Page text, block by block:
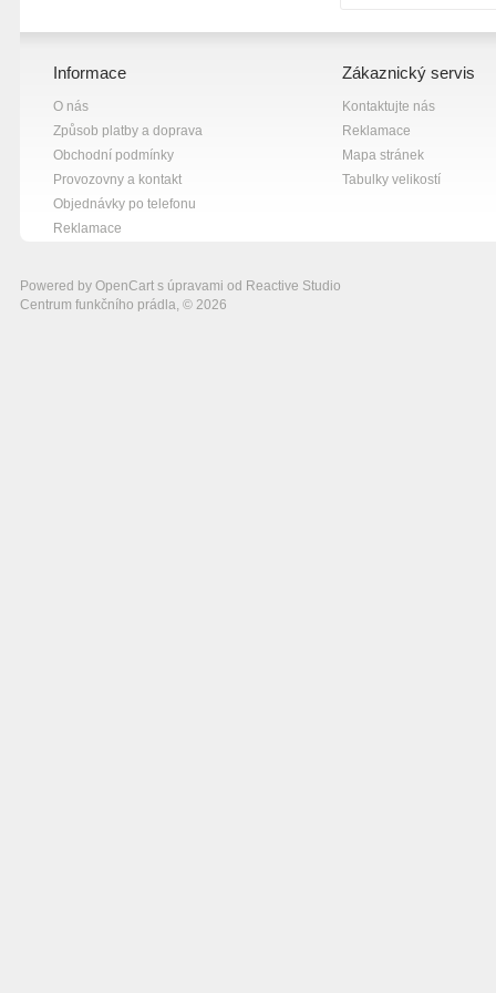
Informace
O nás
Způsob platby a doprava
Obchodní podmínky
Provozovny a kontakt
Objednávky po telefonu
Reklamace
Zákaznický servis
Kontaktujte nás
Reklamace
Mapa stránek
Tabulky velikostí
Powered by OpenCart s úpravami od Reactive Studio
Centrum funkčního prádla, © 2026